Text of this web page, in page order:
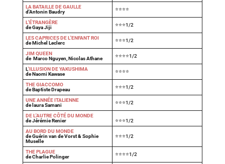
LA BATAILLE DE GAULLE
d'Antonin Baudry
⭐⭐⭐⭐
L'ÉTRANGÈRE
de Gaya Jiji
⭐⭐⭐1/2
LES CAPRICES DE L'ENFANT ROI
de Michel Leclerc
⭐⭐⭐1/2
JIM QUEEN
de Marco Nguyen, Nicolas Athane
⭐⭐⭐⭐1/2
L'ILLUSION DE YAKUSHIMA
de Naomi Kawase
⭐⭐⭐⭐
THE GIACCOMO
de Baptiste Drapeau
⭐⭐⭐1/2
UNE ANNÉE ITALIENNE
de laura Samani
⭐⭐⭐1/2
DE L'AUTRE CÔTÉ DU MONDE
de Jérémie Renier
⭐⭐⭐1/2
AU BORD DU MONDE
de Guérin van de Vorst & Sophie
Muselle
⭐⭐⭐1/2
THE PLAGUE
de Charlie Polinger
⭐⭐⭐⭐1/2